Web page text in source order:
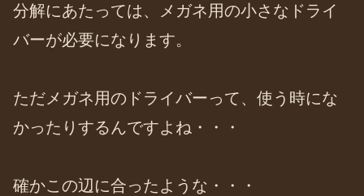
分解にあたっては、メガネ用の小さなドライ
バーが必要になります。
ただメガネ用のドライバーって、使う時にな
かったりするんですよね・・・
確かこの辺に合ったような・・・